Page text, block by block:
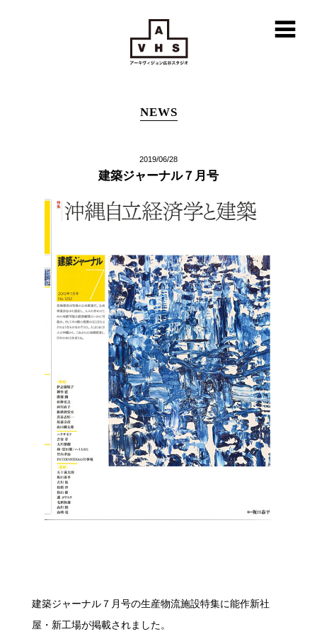
NEWS
2019/06/28
建築ジャーナル７月号
建築ジャーナル７月号の生産物流施設特集に能作新社
屋・新工場が掲載されました。